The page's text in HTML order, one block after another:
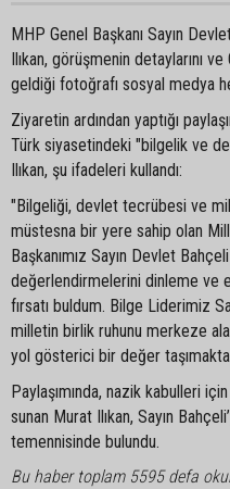
MHP Genel Başkanı Sayın
Ilıkan, görüşmenin detaylarını
geldiği fotoğrafı sosyal medya
Ziyaretin ardından yaptığı
Türk siyasetindeki "bilgelik ve
Ilıkan, şu ifadeleri kullandı:
"Bilgeliği, devlet tecrübesi ve
müstesna bir yere sahip olan
Başkanımız Sayın Devlet
değerlendirmelerini dinleme ve
fırsatı buldum. Bilge Liderimiz
milletin birlik ruhunu merkeze
yol gösterici bir değer
Paylaşımında, nazik kabulleri
sunan Murat Ilıkan, Sayın
temennisinde bulundu.
Bu haber toplam 5595 defa